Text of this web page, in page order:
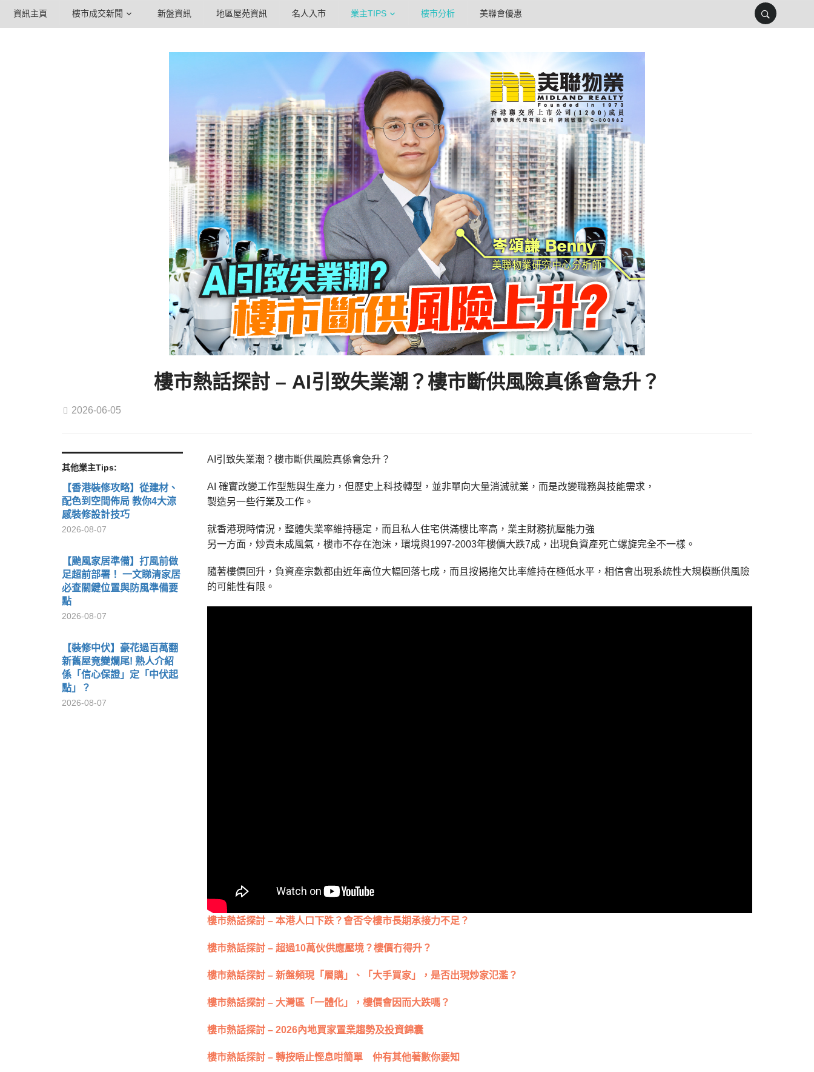
資訊主頁 樓市成交新聞 新盤資訊 地區屋苑資訊 名人入市 業主TIPS 樓市分析 美聯會優惠
樓市熱話探討 – AI引致失業潮？樓市斷供風險真係會急升？
2026-06-05
其他業主Tips:
【香港裝修攻略】從建材、
配色到空間佈局 教你4大涼
感裝修設計技巧
2026-08-07
【颱風家居準備】打風前做
足超前部署！ 一文睇清家居
必查關鍵位置與防風準備要
點
2026-08-07
【裝修中伏】豪花過百萬翻
新舊屋竟變爛尾! 熟人介紹
係「信心保證」定「中伏起
點」？
2026-08-07
AI引致失業潮？樓市斷供風險真係會急升？
AI 確實改變工作型態與生產力，但歷史上科技轉型，並非單向大量消滅就業，而是改變職務與技能需求，
製造另一些行業及工作。
就香港現時情況，整體失業率維持穩定，而且私人住宅供滿樓比率高，業主財務抗壓能力強
另一方面，炒賣未成風氣，樓市不存在泡沫，環境與1997-2003年樓價大跌7成，出現負資產死亡螺旋完全不一樣。
隨著樓價回升，負資產宗數都由近年高位大幅回落七成，而且按揭拖欠比率維持在極低水平，相信會出現系統性大規模斷供風險
的可能性有限。
樓市熱話探討 – 本港人口下跌？會否令樓市長期承接力不足？
樓市熱話探討 – 超過10萬伙供應壓境？樓價冇得升？
樓市熱話探討 – 新盤頻現「層購」、「大手買家」，是否出現炒家氾濫？
樓市熱話探討 – 大灣區「一體化」，樓價會因而大跌嗎？
樓市熱話探討 – 2026內地買家置業趨勢及投資錦囊
樓市熱話探討 – 轉按唔止慳息咁簡單 仲有其他著數你要知